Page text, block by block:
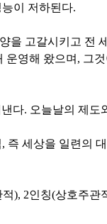
이 저하된다.
을 고갈시키고
영해 왔으며, 그
다. 오늘날의 제
세상을 일련의
), 2인칭(상호주